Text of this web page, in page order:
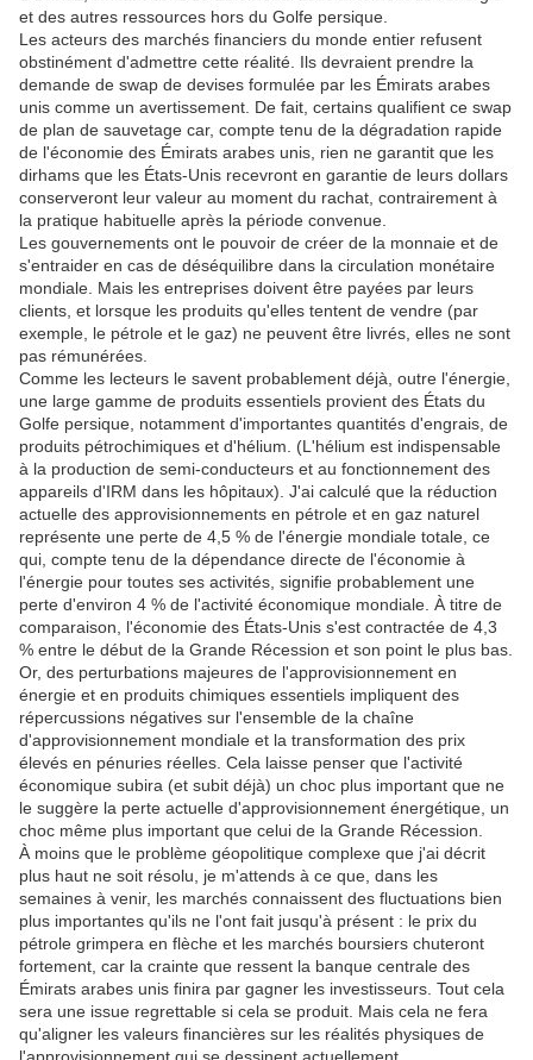
et des autres ressources hors du Golfe persique.
Les acteurs des marchés financiers du monde entier refusent
obstinément d'admettre cette réalité. Ils devraient prendre la
demande de swap de devises formulée par les Émirats arabes
unis comme un avertissement. De fait, certains qualifient ce swap
de plan de sauvetage car, compte tenu de la dégradation rapide
de l'économie des Émirats arabes unis, rien ne garantit que les
dirhams que les États-Unis recevront en garantie de leurs dollars
conserveront leur valeur au moment du rachat, contrairement à
la pratique habituelle après la période convenue.
Les gouvernements ont le pouvoir de créer de la monnaie et de
s'entraider en cas de déséquilibre dans la circulation monétaire
mondiale. Mais les entreprises doivent être payées par leurs
clients, et lorsque les produits qu'elles tentent de vendre (par
exemple, le pétrole et le gaz) ne peuvent être livrés, elles ne sont
pas rémunérées.
Comme les lecteurs le savent probablement déjà, outre l'énergie,
une large gamme de produits essentiels provient des États du
Golfe persique, notamment d'importantes quantités d'engrais, de
produits pétrochimiques et d'hélium.
(L'hélium est indispensable
à la production de semi-conducteurs et au fonctionnement des
appareils d'IRM dans les hôpitaux). J'ai calculé que la réduction
actuelle des approvisionnements en pétrole et en gaz naturel
représente une perte de 4,5 % de l'énergie mondiale totale, ce
qui, compte tenu de la dépendance directe de l'économie à
l'énergie pour toutes ses activités, signifie probablement une
perte d'environ 4 % de l'activité économique mondiale. À titre de
comparaison, l'économie des États-Unis s'est contractée de 4,3
% entre le début de la Grande Récession et son point le plus bas.
Or, des perturbations majeures de l'approvisionnement en
énergie et en produits chimiques essentiels impliquent des
répercussions négatives sur l'ensemble de la chaîne
d'approvisionnement mondiale et la transformation des prix
élevés en pénuries réelles. Cela laisse penser que l'activité
économique subira (et subit déjà) un choc plus important que ne
le suggère la perte actuelle d'approvisionnement énergétique, un
choc même plus important que celui de la Grande Récession.
À moins que le problème géopolitique complexe que j'ai décrit
plus haut ne soit résolu, je m'attends à ce que, dans les
semaines à venir, les marchés connaissent des fluctuations bien
plus importantes qu'ils ne l'ont fait jusqu'à présent : le prix du
pétrole grimpera en flèche et les marchés boursiers chuteront
fortement, car la crainte que ressent la banque centrale des
Émirats arabes unis finira par gagner les investisseurs. Tout cela
sera une issue regrettable si cela se produit. Mais cela ne fera
qu'aligner les valeurs financières sur les réalités physiques de